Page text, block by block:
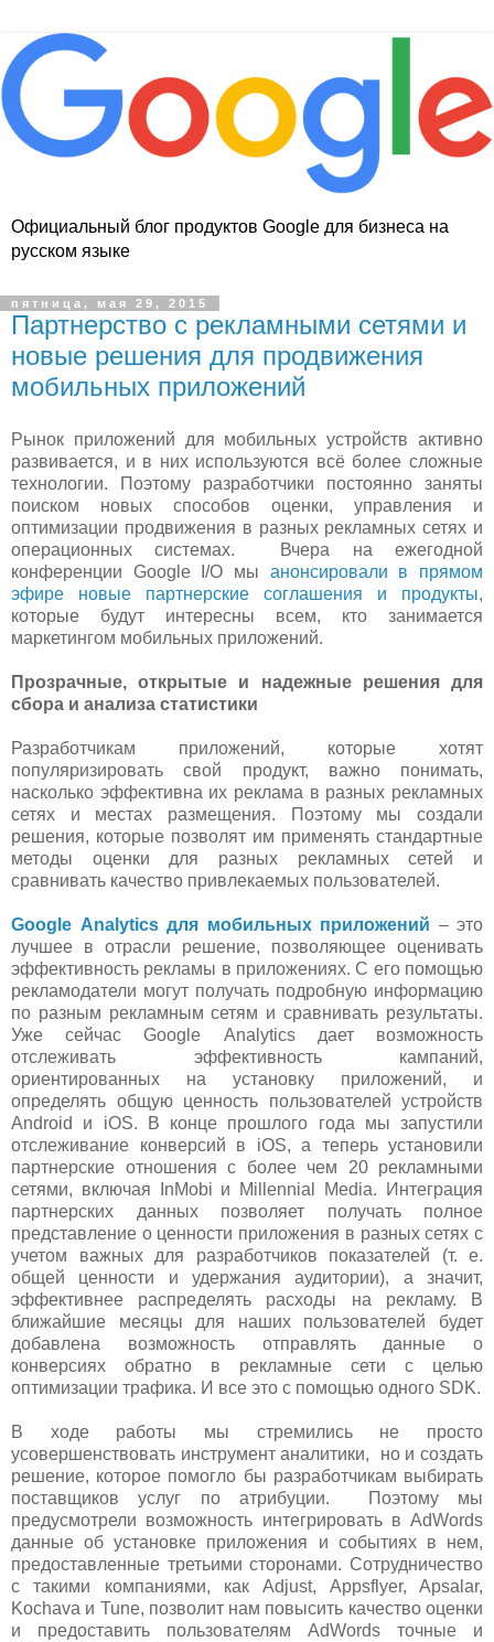
Официальный блог продуктов Google для бизнеса на
русском языке
пятница, мая 29, 2015
Партнерство с рекламными сетями и
новые решения для продвижения
мобильных приложений
Рынок приложений для мобильных устройств активно
развивается, и в них используются всё более сложные
технологии. Поэтому разработчики постоянно заняты
поиском новых способов оценки, управления и
оптимизации продвижения в разных рекламных сетях и
операционных системах. Вчера на ежегодной
конференции Google I/O мы анонсировали в прямом
эфире новые партнерские соглашения и продукты,
которые будут интересны всем, кто занимается
маркетингом мобильных приложений.
Прозрачные, открытые и надежные решения для
сбора и анализа статистики
Разработчикам приложений, которые хотят
популяризировать свой продукт, важно понимать,
насколько эффективна их реклама в разных рекламных
сетях и местах размещения. Поэтому мы создали
решения, которые позволят им применять стандартные
методы оценки для разных рекламных сетей и
сравнивать качество привлекаемых пользователей.
Google Analytics для мобильных приложений – это
лучшее в отрасли решение, позволяющее оценивать
эффективность рекламы в приложениях. С его помощью
рекламодатели могут получать подробную информацию
по разным рекламным сетям и сравнивать результаты.
Уже сейчас Google Analytics дает возможность
отслеживать эффективность кампаний,
ориентированных на установку приложений, и
определять общую ценность пользователей устройств
Android и iOS. В конце прошлого года мы запустили
отслеживание конверсий в iOS, а теперь установили
партнерские отношения с более чем 20 рекламными
сетями, включая InMobi и Millennial Media. Интеграция
партнерских данных позволяет получать полное
представление о ценности приложения в разных сетях с
учетом важных для разработчиков показателей (т. е.
общей ценности и удержания аудитории), а значит,
эффективнее распределять расходы на рекламу. В
ближайшие месяцы для наших пользователей будет
добавлена возможность отправлять данные о
конверсиях обратно в рекламные сети с целью
оптимизации трафика. И все это с помощью одного SDK.
В ходе работы мы стремились не просто
усовершенствовать инструмент аналитики, но и создать
решение, которое помогло бы разработчикам выбирать
поставщиков услуг по атрибуции. Поэтому мы
предусмотрели возможность интегрировать в AdWords
данные об установке приложения и событиях в нем,
предоставленные третьими сторонами. Сотрудничество
с такими компаниями, как Adjust, Appsflyer, Apsalar,
Kochava и Tune, позволит нам повысить качество оценки
и предоставить пользователям AdWords точные и